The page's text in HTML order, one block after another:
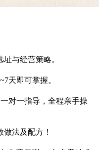
与经营策略。
天即可掌握。
对一指导，全程亲手操
法及配方！